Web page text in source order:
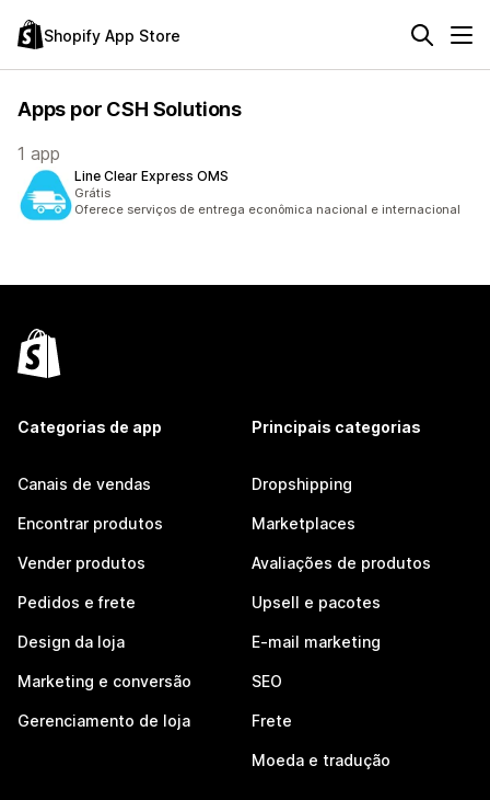
Shopify App Store
Apps por CSH Solutions
1 app
Line Clear Express OMS
Grátis
Oferece serviços de entrega econômica nacional e internacional
Categorias de app
Canais de vendas
Encontrar produtos
Vender produtos
Pedidos e frete
Design da loja
Marketing e conversão
Gerenciamento de loja
Principais categorias
Dropshipping
Marketplaces
Avaliações de produtos
Upsell e pacotes
E-mail marketing
SEO
Frete
Moeda e tradução